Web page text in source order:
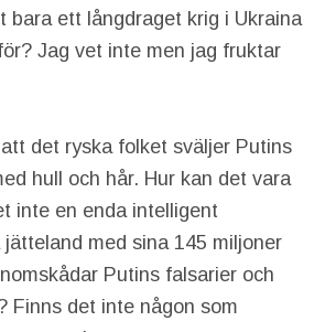
bara ett långdraget krig i Ukraina
Jag vet inte men jag fruktar
det ryska folket sväljer Putins
hull och hår. Hur kan det vara
inte en enda intelligent
med sina 145 miljoner
Putins falsarier och
Finns det inte någon som